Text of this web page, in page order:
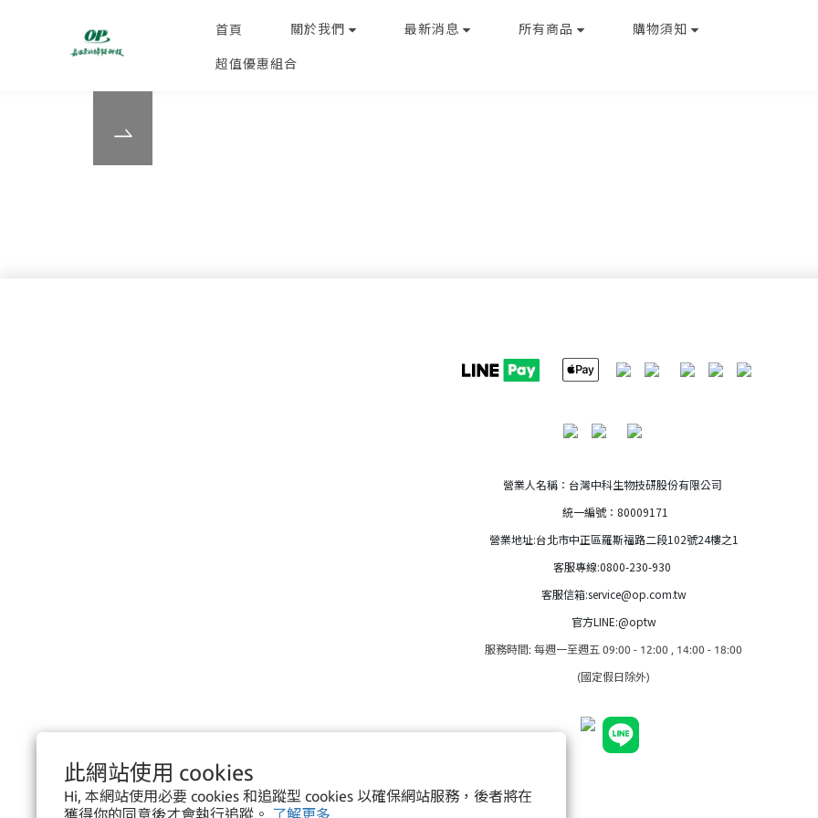
此網站使用 cookies
Hi, 本網站使用必要 cookies 和追蹤型 cookies 以確保網站服務，後者將在
獲得你的同意後才會執行追蹤。 了解更多
首頁 關於我們 最新消息 所有商品 購物須知
超值優惠組合
營業人名稱：台灣中科生物技研股份有限公司
統一編號：80009171
營業地址:台北市中正區羅斯福路二段102號24樓之1
客服專線:0800-230-930
客服信箱:service@op.com.tw
官方LINE:@optw
服務時間: 每週一至週五 09:00 - 12:00 , 14:00 - 18:00
(國定假日除外)